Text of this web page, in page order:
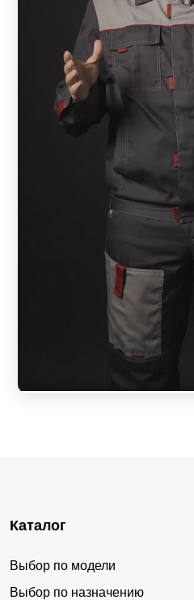
Каталог
Выбор по модели
Выбор по назначению